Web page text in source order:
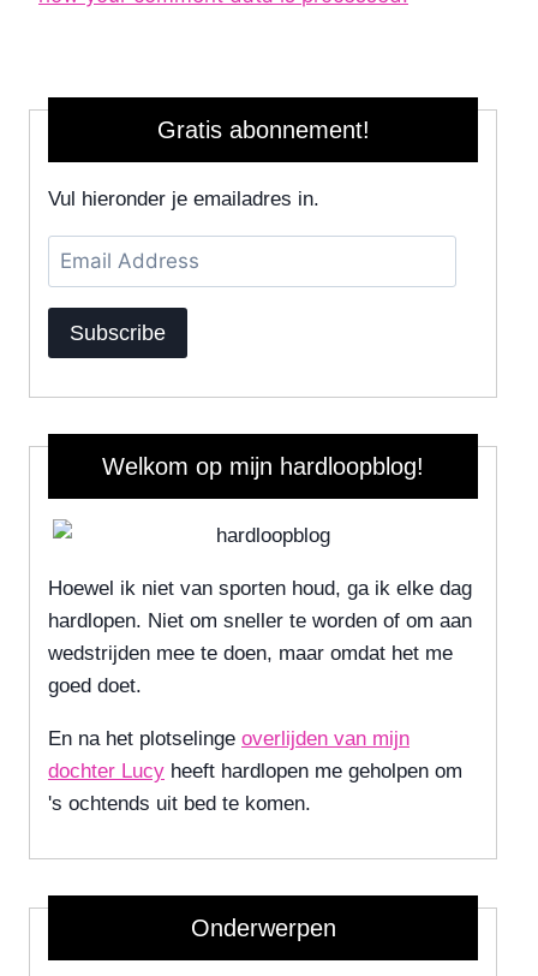
Gratis abonnement!
Vul hieronder je emailadres in.
Email
Address
Subscribe
Welkom op mijn hardloopblog!
Hoewel ik niet van sporten houd, ga ik elke dag
hardlopen. Niet om sneller te worden of om aan
wedstrijden mee te doen, maar omdat het me
goed doet.
En na het plotselinge overlijden van mijn
dochter Lucy heeft hardlopen me geholpen om
's ochtends uit bed te komen.
Onderwerpen